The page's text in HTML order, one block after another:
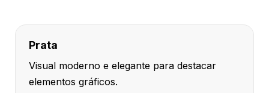
Prata
Visual moderno e elegante para destacar
elementos gráficos.